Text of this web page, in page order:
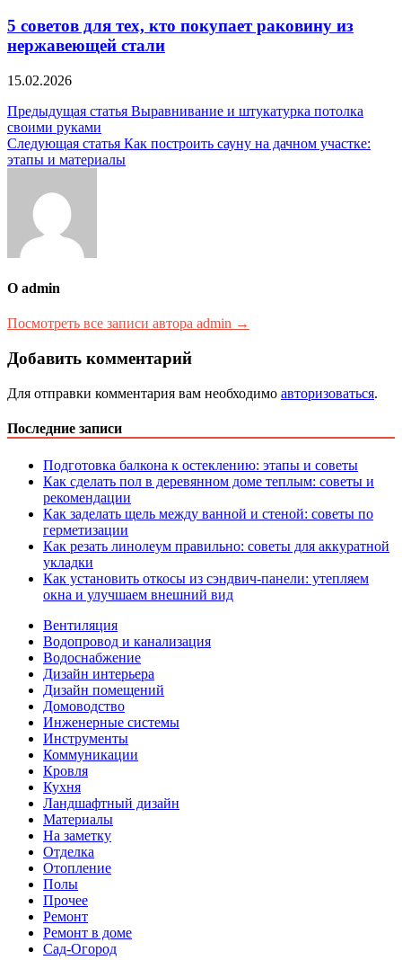
5 советов для тех, кто покупает раковину из
нержавеющей стали
15.02.2026
Навигация
по
записям
Предыдущая статья Выравнивание и штукатурка потолка
своими руками
Следующая статья Как построить сауну на дачном участке:
этапы и материалы
О admin
Посмотреть все записи автора admin →
Добавить комментарий
Для отправки комментария вам необходимо авторизоваться.
Последние записи
Подготовка балкона к остеклению: этапы и советы
Как сделать пол в деревянном доме теплым: советы и
рекомендации
Как заделать щель между ванной и стеной: советы по
герметизации
Как резать линолеум правильно: советы для аккуратной
укладки
Как установить откосы из сэндвич-панели: утепляем
окна и улучшаем внешний вид
Вентиляция
Водопровод и канализация
Водоснабжение
Дизайн интерьера
Дизайн помещений
Домоводство
Инженерные системы
Инструменты
Коммуникации
Кровля
Кухня
Ландшафтный дизайн
Материалы
На заметку
Отделка
Отопление
Полы
Прочее
Ремонт
Ремонт в доме
Сад-Огород